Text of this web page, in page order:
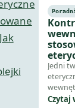
Jedni
Nawet
Czytaj